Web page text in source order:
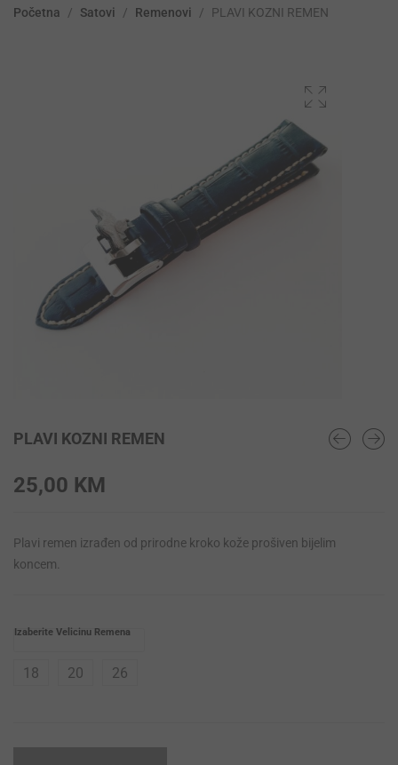
Početna / Satovi / Remenovi / PLAVI KOZNI REMEN
PLAVI KOZNI REMEN
25,00 KM
Plavi remen izrađen od prirodne kroko kože prošiven bijelim
koncem.
Izaberite Velicinu Remena
18 20 26